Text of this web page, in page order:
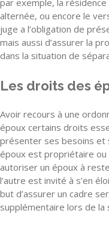
par exemple, la
alternée, ou encore le
juge a l’obligation de
mais aussi d’assurer la
dans la situation de
Les droits des
Avoir recours à une
époux certains droits
présenter ses besoins et
époux est propriétaire
autoriser un époux à
l’autre est invité à s’en
but d’assurer un cadre
supplémentaire lors de la